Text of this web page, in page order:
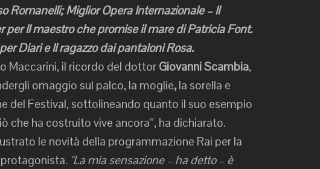
Romanelli; Miglior Opera Internazionale – Il
Il maestro che promise il mare di Patricia Font.
Diari e Il ragazzo dai pantaloni Rosa.
Maccarini, il ricordo del dottor Giovanni Scambia,
omaggio sul palco, la moglie, la sorella e
del Festival, sottolineando quanto il suo esempio
che ha costruito vive ancora”, ha dichiarato.
le novità della programmazione Rai per la
"La mia sensazione – ha detto – è